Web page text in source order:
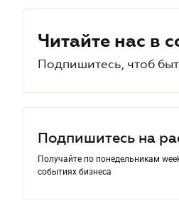
Читайте нас в
Подпишитесь, чтоб
Подпишитесь на
Получайте по понедельникам
событиях бизнеса